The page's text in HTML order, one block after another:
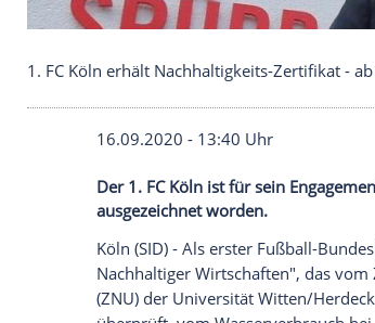
1. FC Köln erhält Nachhaltigkeits-